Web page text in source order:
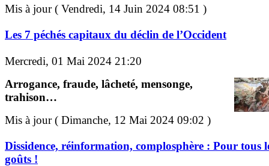
Mis à jour ( Vendredi, 14 Juin 2024 08:51 )
Les 7 péchés capitaux du déclin de l’Occident
Mercredi, 01 Mai 2024 21:20
Arrogance, fraude, lâcheté, mensonge,
trahison…
Mis à jour ( Dimanche, 12 Mai 2024 09:02 )
Dissidence, réinformation, complosphère : Pour tous
goûts !